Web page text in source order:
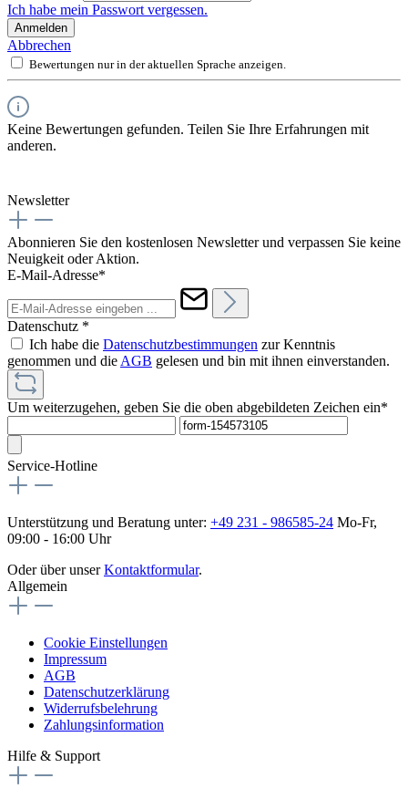
Ich habe mein Passwort vergessen.
Anmelden
Abbrechen
Bewertungen nur in der aktuellen Sprache anzeigen.
Keine Bewertungen gefunden. Teilen Sie Ihre Erfahrungen mit
anderen.
Newsletter
Abonnieren Sie den kostenlosen Newsletter und verpassen Sie keine
Neuigkeit oder Aktion.
E-Mail-Adresse*
Datenschutz *
Ich habe die Datenschutzbestimmungen zur Kenntnis
genommen und die AGB gelesen und bin mit ihnen einverstanden.
Um weiterzugehen, geben Sie die oben abgebildeten Zeichen ein*
Service-Hotline
Unterstützung und Beratung unter: +49 231 - 986585-24 Mo-Fr,
09:00 - 16:00 Uhr
Oder über unserKontaktformular.
Allgemein
Cookie Einstellungen
Impressum
AGB
Datenschutzerklärung
Widerrufsbelehrung
Zahlungsinformation
Hilfe & Support